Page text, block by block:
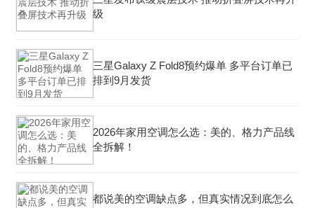
级
三星Galaxy Z Fold8预约爆单 多平台订单已
排到9月发货
2026年家用空调怎么选：美的、格力产品线
全拆解！
都说美的空调缺点多，但真实情况到底怎么